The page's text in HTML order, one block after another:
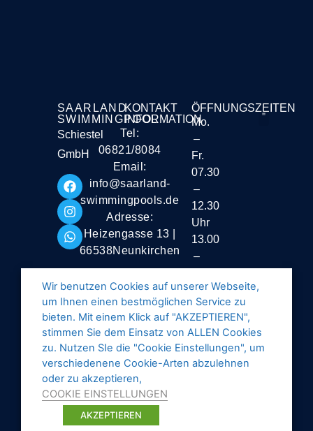
SAARLAND
SWIMMINGPOOL
Schiestel
GmbH
KONTAKT
INFORMATION
Tel:
06821/8084
Email:
info@saarland-
swimmingpools.de
Adresse:
Heizengasse 13 |
66538Neunkirchen
ÖFFNUNGSZEITEN
Mo.
–
Fr.
07.30
–
12.30
Uhr
13.00
–
Uhr
Samstag
geschlossen
Wir benutzen Cookies auf unserer Webseite,
um Ihnen einen bestmöglichen Service zu
bieten. Mit einem Klick auf "AKZEPTIEREN",
stimmen Sie dem Einsatz von ALLEN Cookies
zu. Nutzen SIe die "Cookie Einstellungen", um
verschiedenene Cookie-Arten abzulehnen
oder zu akzeptieren,
COOKIE EINSTELLUNGEN
AKZEPTIEREN